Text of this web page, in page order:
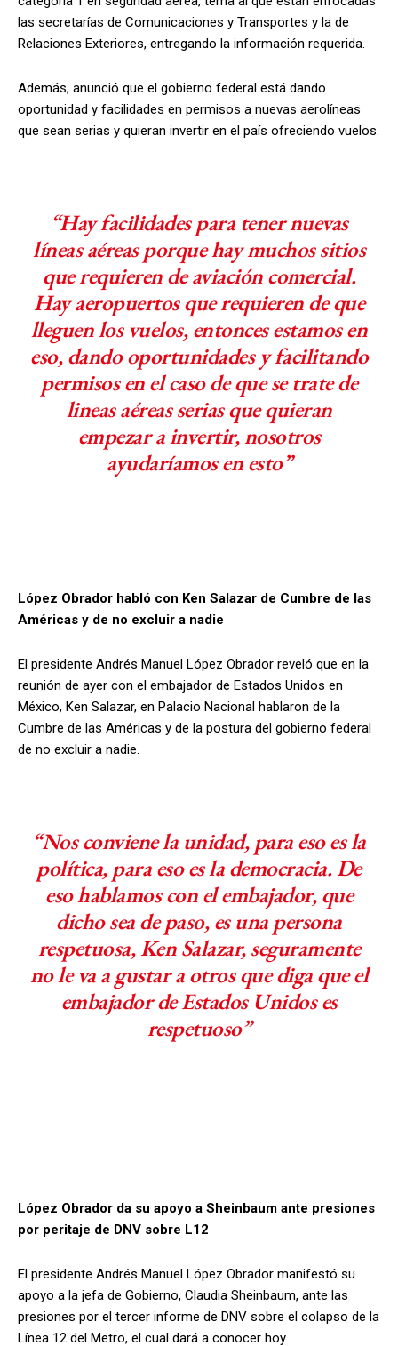
las secretarías de Comunicaciones y Transportes y la de
Relaciones Exteriores, entregando la información requerida.
Además, anunció que el gobierno federal está dando
oportunidad y facilidades en permisos a nuevas aerolíneas
que sean serias y quieran invertir en el país ofreciendo vuelos.
“Hay facilidades para tener nuevas
líneas aéreas porque hay muchos sitios
que requieren de aviación comercial.
Hay aeropuertos que requieren de que
lleguen los vuelos, entonces estamos en
eso, dando oportunidades y facilitando
permisos en el caso de que se trate de
lineas aéreas serias que quieran
empezar a invertir, nosotros
ayudaríamos en esto”
López Obrador habló con Ken Salazar de Cumbre de las
Américas y de no excluir a nadie
El presidente Andrés Manuel López Obrador reveló que en la
reunión de ayer con el embajador de Estados Unidos en
México, Ken Salazar, en Palacio Nacional hablaron de la
Cumbre de las Américas y de la postura del gobierno federal
de no excluir a nadie.
“Nos conviene la unidad, para eso es la
política, para eso es la democracia. De
eso hablamos con el embajador, que
dicho sea de paso, es una persona
respetuosa, Ken Salazar, seguramente
no le va a gustar a otros que diga que el
embajador de Estados Unidos es
respetuoso”
López Obrador da su apoyo a Sheinbaum ante presiones
por peritaje de DNV sobre L12
El presidente Andrés Manuel López Obrador manifestó su
apoyo a la jefa de Gobierno, Claudia Sheinbaum, ante las
presiones por el tercer informe de DNV sobre el colapso de la
Línea 12 del Metro, el cual dará a conocer hoy.